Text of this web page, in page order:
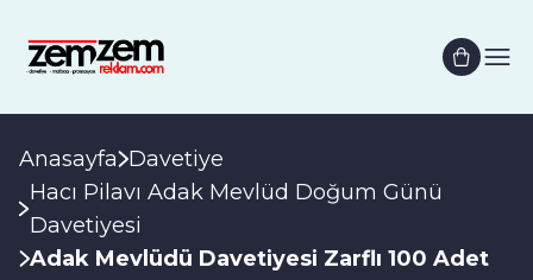
Anasayfa Davetiye
Hacı Pilavı Adak Mevlüd Doğum Günü
Davetiyesi
Adak Mevlüdü Davetiyesi Zarflı 100 Adet